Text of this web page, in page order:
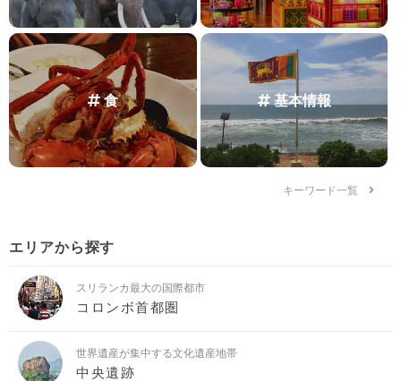
食 基本情報
キーワード一覧
エリアから探す
スリランカ最大の国際都市
コロンボ首都圏
世界遺産が集中する文化遺産地帯
中央遺跡